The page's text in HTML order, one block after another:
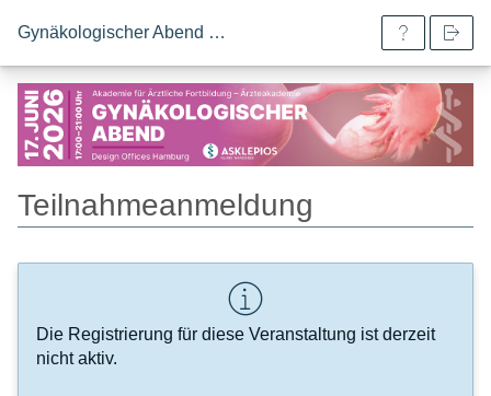
Gynäkologischer Abend 2026
Teilnahmeanmeldung
Die Registrierung für diese Veranstaltung ist derzeit
nicht aktiv.